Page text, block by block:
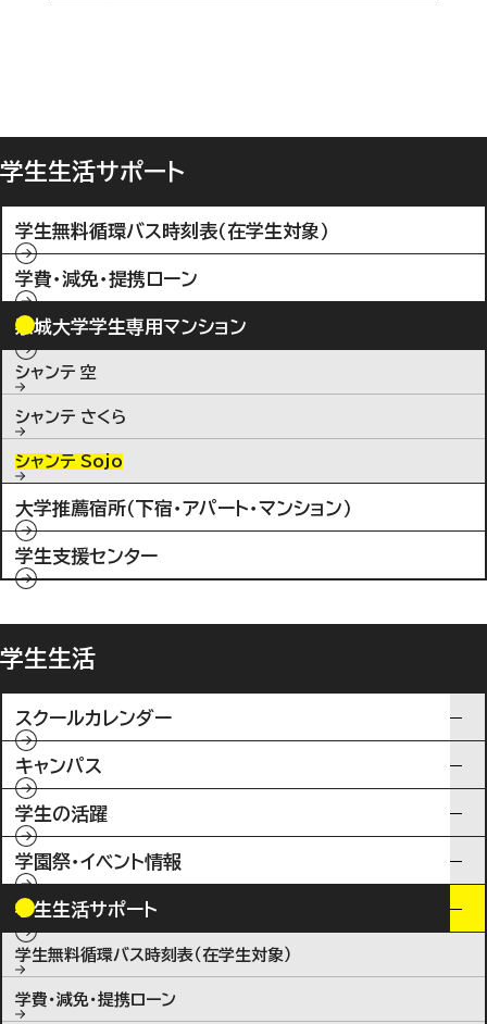
学生生活サポート
学生無料循環バス時刻表（在学生対象）
学費・減免・提携ローン
崇城大学学生専用マンション
シャンテ 空
シャンテ さくら
シャンテ Sojo
大学推薦宿所（下宿・アパート・マンション）
学生支援センター
学生生活
スクールカレンダー
キャンパス
学生の活躍
学園祭・イベント情報
学生生活サポート
学生無料循環バス時刻表（在学生対象）
学費・減免・提携ローン